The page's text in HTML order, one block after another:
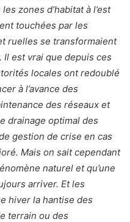
zones d’habitat à l’est
touchées par les
ruelles se transformaient
est vrai que depuis ces
locales ont redoublé
à l’avance des
des réseaux et
drainage optimal des
gestion de crise en cas
Mais on sait cependant
naturel et qu’une
arriver. Et les
hiver la hantise des
terrain ou des